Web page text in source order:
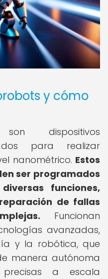
y cómo
dispositivos
para realizar
nanométrico. Estos
ser programados
funciones,
de fallas
Funcionan
avanzadas,
y la robótica, que
manera autónoma
a escala